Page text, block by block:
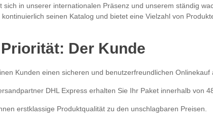
sich in unserer internationalen Präsenz und unserem ständig
seinen Katalog und bietet eine Vielzahl von
Der Kunde
Kunden einen sicheren und benutzerfreundlichen Onlinekauf
DHL Express erhalten Sie Ihr Paket innerhalb von
erstklassige Produktqualität zu den unschlagbaren Preisen.